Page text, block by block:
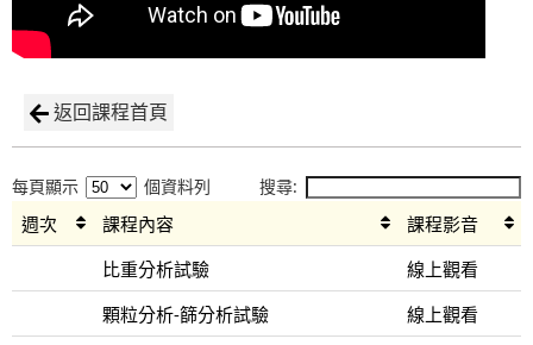
返回課程首頁
每頁顯示 個資料列 搜尋:
週次 課程內容
課程影音
比重分析試驗
線上觀看
顆粒分析-篩分析試驗
線上觀看